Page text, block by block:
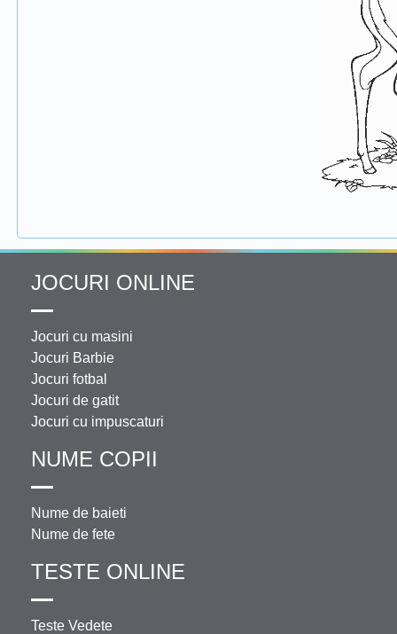
JOCURI ONLINE
Jocuri cu masini
Jocuri Barbie
Jocuri fotbal
Jocuri de gatit
Jocuri cu impuscaturi
NUME COPII
Nume de baieti
Nume de fete
TESTE ONLINE
Teste Vedete